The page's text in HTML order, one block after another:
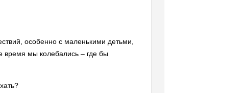
особенно с маленькими детьми,
время мы колебались – где бы